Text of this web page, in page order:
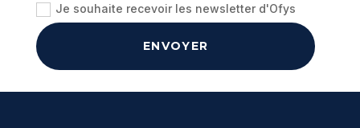
Je souhaite recevoir les newsletter d'Ofys
ENVOYER